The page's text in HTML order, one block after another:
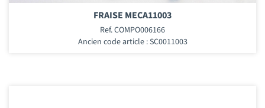
FRAISE MECA11003
Ref. COMPO006166
Ancien code article : SC0011003